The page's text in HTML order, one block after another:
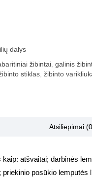
dalys
žibintai galinis
stiklas žibinto
Atsiliepimai
kaip: atšvaitai; darbinės
posūkio lemputės